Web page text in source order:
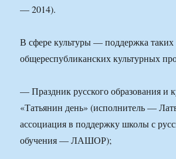
— 2014).
В сфере культуры — поддержка таких
общереспубликанских культурных
— Праздник русского образования и
«Татьянин день» (исполнитель —
ассоциация в поддержку школы с
обучения — ЛАШОР);